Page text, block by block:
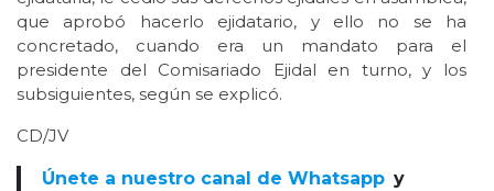
que aprobó hacerlo ejidatario, y ello no se ha
concretado, cuando era un mandato para el
presidente del Comisariado Ejidal en turno, y los
subsiguientes, según se explicó.
CD/JV
Únete a nuestro canal de Whatsapp y